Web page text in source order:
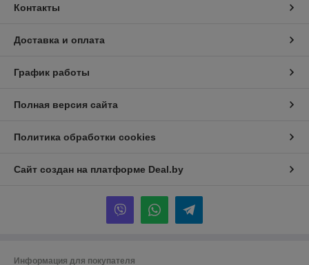
Контакты
Доставка и оплата
График работы
Полная версия сайта
Политика обработки cookies
Сайт создан на платформе Deal.by
Информация для покупателя